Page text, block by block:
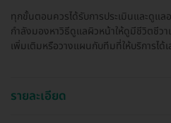
ทุกขั้นตอนควรได้รับการประเมินและดูแ
กำลังมองหาวิธีดูแลผิวหน้าให้ดูมีชีวิตชีว
เพิ่มเติมหรือวางแผนกับทีมที่ให้บริการได้เล
รายละเอียด